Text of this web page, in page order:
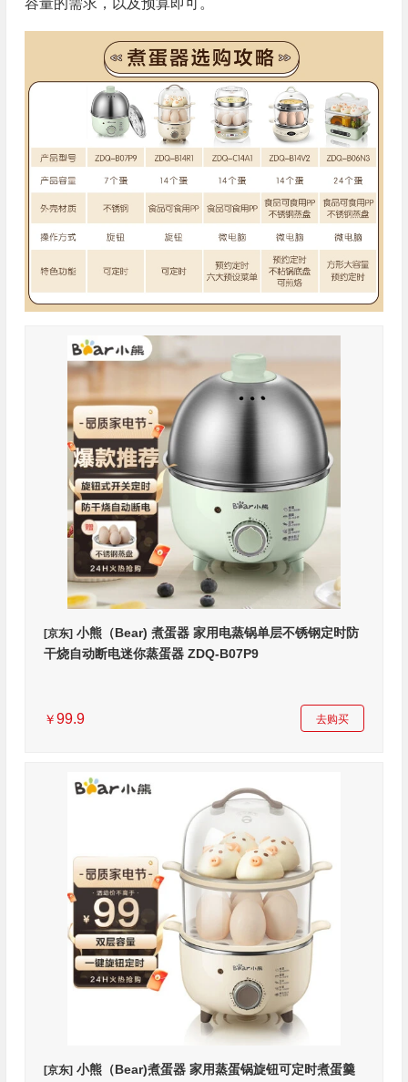
容量的需求，以及预算即可。
[京东]小熊（Bear) 煮蛋器 家用电蒸锅单层不锈钢定时防
干烧自动断电迷你蒸蛋器 ZDQ-B07P9
￥99.9 去购买
[京东]小熊（Bear)煮蛋器 家用蒸蛋锅旋钮可定时煮蛋羹